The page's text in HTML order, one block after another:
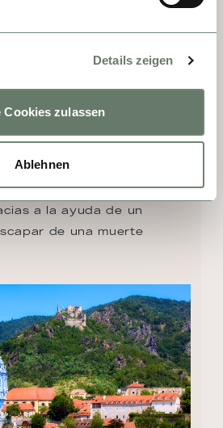
Details zeigen
Cookies zulassen
Ablehnen
encantador pueblo de calles
como el "dedo de
puede descubrir una
el rey Ricardo Corazón
aquí y, según la
a la ayuda de un
de una muerte